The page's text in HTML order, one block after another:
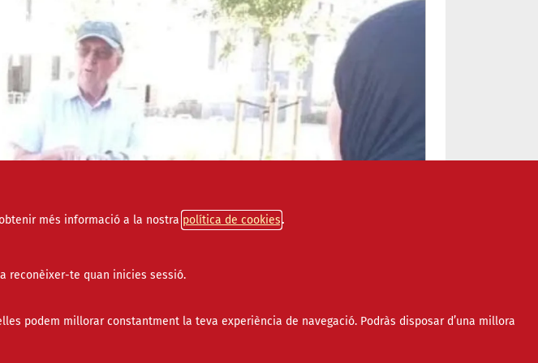
més informació a la nostra política de cookies
reconèixer-te quan inicies sessió.
podem millorar constantment la teva experiència de navegació. Podràs disposar d’una millora